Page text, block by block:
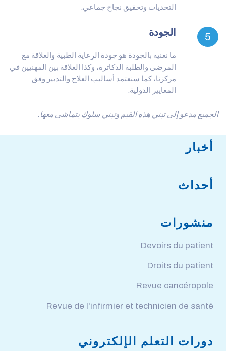
التحديات وتحقيق نجاح جماعي.
5 الجودة
ما نعنيه بالجودة هو جودة الرعاية الطبية والعلاقة مع
المرضى والطلبة الدكاترة، وكذا العلاقة بين المهنيين في
مركزنا، كما سنعتمد أساليب العلاج والتدبير وفق
المعايير الدولية.
الجميع مدعو إلى تبني هذه القيم وتبني سلوك يتماشى معها.
أخبار
أحداث
منشورات
Devoirs du patient
Droits du patient
Revue cancéropole
Revue de l'infirmier et technicien de santé
دورات التعلم الإلكتروني